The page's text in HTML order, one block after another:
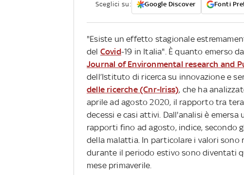
Sceglici su: Google Discover Fonti
"Esiste un effetto stagionale
del Covid-19 in Italia". È quanto emerso
Journal of Environmental research and
dell’Istituto di ricerca su innovazione e
delle ricerche (Cnr-Iriss), che ha
aprile ad agosto 2020, il rapporto tra
decessi e casi attivi. Dall'analisi è
rapporti fino ad agosto, indice, secondo
della malattia. In particolare i valori
durante il periodo estivo sono diventati
mese primaverile.